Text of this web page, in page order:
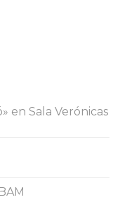
en Sala Verónicas